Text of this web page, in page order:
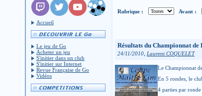
Accueil
Le jeu de Go
Acheter un jeu
S'initier dans un club
S'initier sur Internet
Revue Française de Go
Vidéos
Rubrique : Avant :
Résultats du Championnat
24/11/2010, Laurent COQUELET
Le Championnat
En 5 rondes, le
4 parties par